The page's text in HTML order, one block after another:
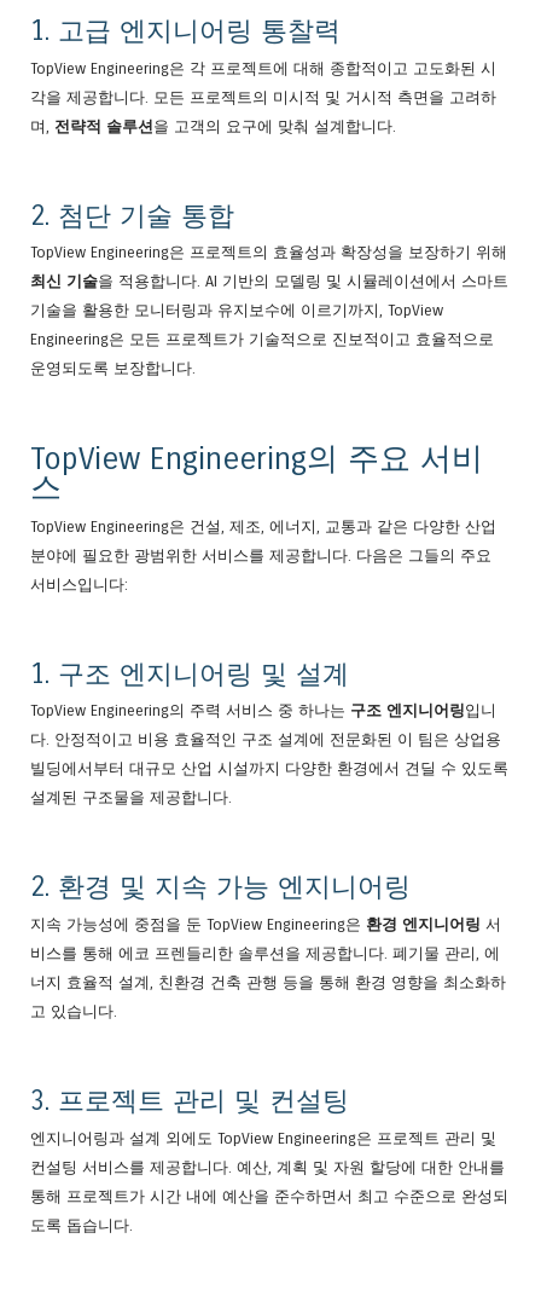
1. 고급 엔지니어링 통찰력
TopView Engineering은 각 프로젝트에 대해 종합적이고 고도화된 시
각을 제공합니다. 모든 프로젝트의 미시적 및 거시적 측면을 고려하
며, 전략적 솔루션을 고객의 요구에 맞춰 설계합니다.
2. 첨단 기술 통합
TopView Engineering은 프로젝트의 효율성과 확장성을 보장하기 위해
최신 기술을 적용합니다. AI 기반의 모델링 및 시뮬레이션에서 스마트
기술을 활용한 모니터링과 유지보수에 이르기까지, TopView
Engineering은 모든 프로젝트가 기술적으로 진보적이고 효율적으로
운영되도록 보장합니다.
TopView Engineering의 주요 서비
스
TopView Engineering은 건설, 제조, 에너지, 교통과 같은 다양한 산업
분야에 필요한 광범위한 서비스를 제공합니다. 다음은 그들의 주요
서비스입니다:
1. 구조 엔지니어링 및 설계
TopView Engineering의 주력 서비스 중 하나는 구조 엔지니어링입니
다. 안정적이고 비용 효율적인 구조 설계에 전문화된 이 팀은 상업용
빌딩에서부터 대규모 산업 시설까지 다양한 환경에서 견딜 수 있도록
설계된 구조물을 제공합니다.
2. 환경 및 지속 가능 엔지니어링
지속 가능성에 중점을 둔 TopView Engineering은 환경 엔지니어링 서
비스를 통해 에코 프렌들리한 솔루션을 제공합니다. 폐기물 관리, 에
너지 효율적 설계, 친환경 건축 관행 등을 통해 환경 영향을 최소화하
고 있습니다.
3. 프로젝트 관리 및 컨설팅
엔지니어링과 설계 외에도 TopView Engineering은 프로젝트 관리 및
컨설팅 서비스를 제공합니다. 예산, 계획 및 자원 할당에 대한 안내를
통해 프로젝트가 시간 내에 예산을 준수하면서 최고 수준으로 완성되
도록 돕습니다.